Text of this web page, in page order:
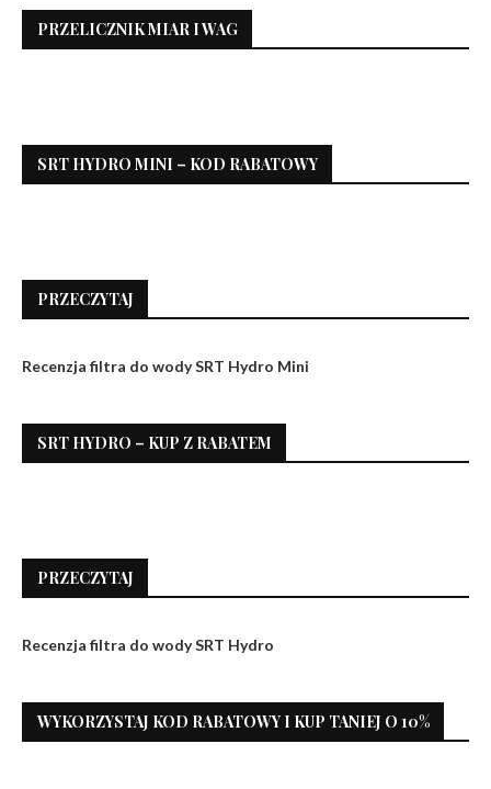
PRZELICZNIK MIAR I WAG
SRT HYDRO MINI – KOD RABATOWY
PRZECZYTAJ
Recenzja filtra do wody SRT Hydro Mini
SRT HYDRO – KUP Z RABATEM
PRZECZYTAJ
Recenzja filtra do wody SRT Hydro
WYKORZYSTAJ KOD RABATOWY I KUP TANIEJ O 10%